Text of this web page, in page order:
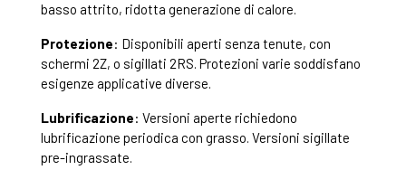
basso attrito, ridotta generazione di calore.
Protezione: Disponibili aperti senza tenute, con
schermi 2Z, o sigillati 2RS. Protezioni varie soddisfano
esigenze applicative diverse.
Lubrificazione: Versioni aperte richiedono
lubrificazione periodica con grasso. Versioni sigillate
pre-ingrassate.